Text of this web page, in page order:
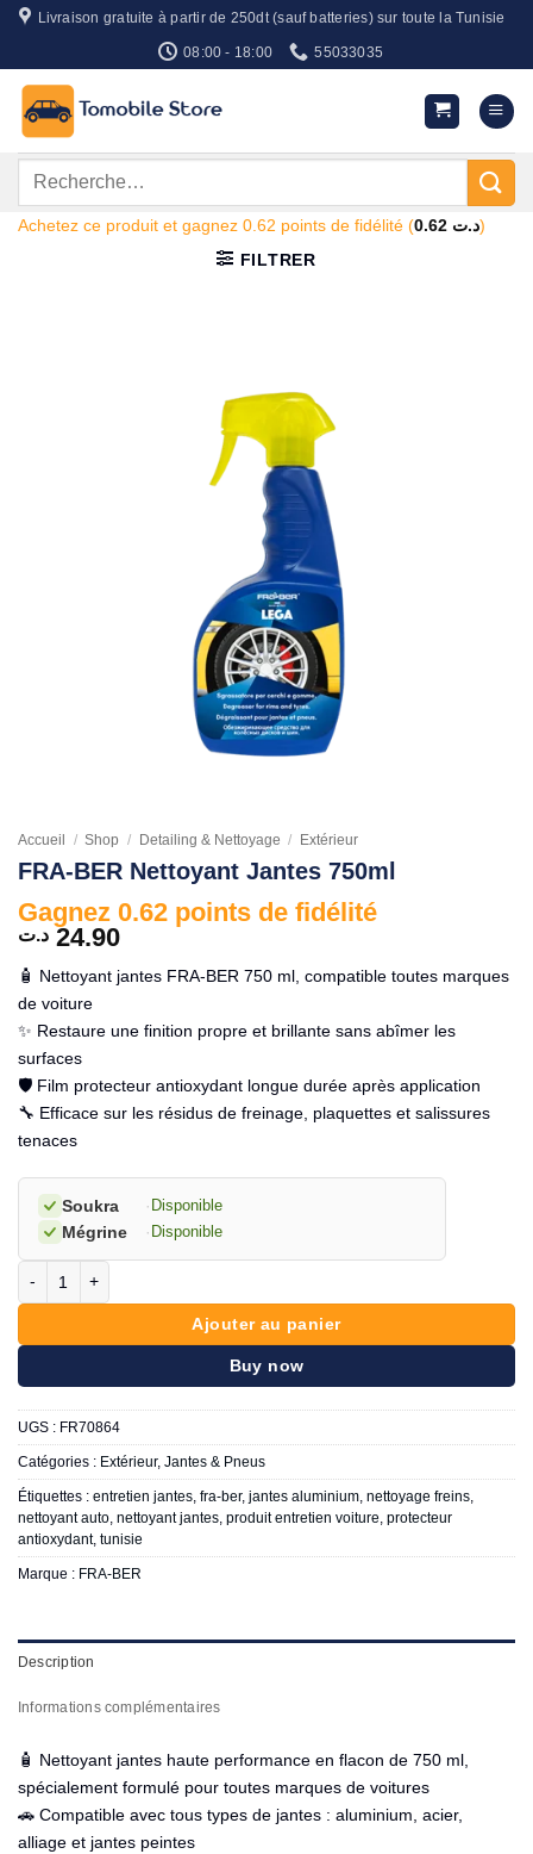
Passer
contenu
Livraison gratuite à partir de 250dt (sauf batteries) sur toute la Tunisie
08:00 - 18:00 55033035
Recherche
Achetez ce produit et gagnez 0.62 points de fidélité (0.62 د.ت)
FILTRER
Accueil / Shop / Detailing & Nettoyage / Extérieur
FRA-BER Nettoyant Jantes 750ml
Gagnez 0.62 points de fidélité
24.90 د.ت
🧴 Nettoyant jantes FRA-BER 750 ml, compatible toutes marques
de voiture
✨ Restaure une finition propre et brillante sans abîmer les
surfaces
🛡️ Film protecteur antioxydant longue durée après application
🔧 Efficace sur les résidus de freinage, plaquettes et salissures
tenaces
Soukra · Disponible
Mégrine · Disponible
Ajouter au panier
Buy now
UGS : FR70864
Catégories : Extérieur, Jantes & Pneus
Étiquettes : entretien jantes fra-ber, jantes aluminium nettoyage freins
nettoyant auto nettoyant jantes produit entretien voiture protecteur
antioxydant, tunisie
Marque : FRA-BER
Description
Informations complémentaires
🧴 Nettoyant jantes haute performance en flacon de 750 ml,
spécialement formulé pour toutes marques de voitures
🚗 Compatible avec tous types de jantes : aluminium, acier,
alliage et jantes peintes